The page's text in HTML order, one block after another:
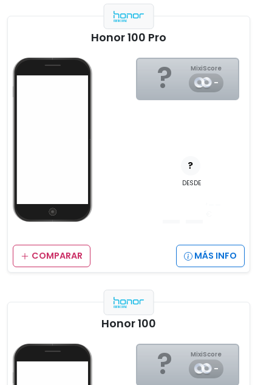
Honor 100 Pro
? MixiScore
-
?
DESDE
COMPARAR MÁS INFO
Honor 100
? MixiScore
-